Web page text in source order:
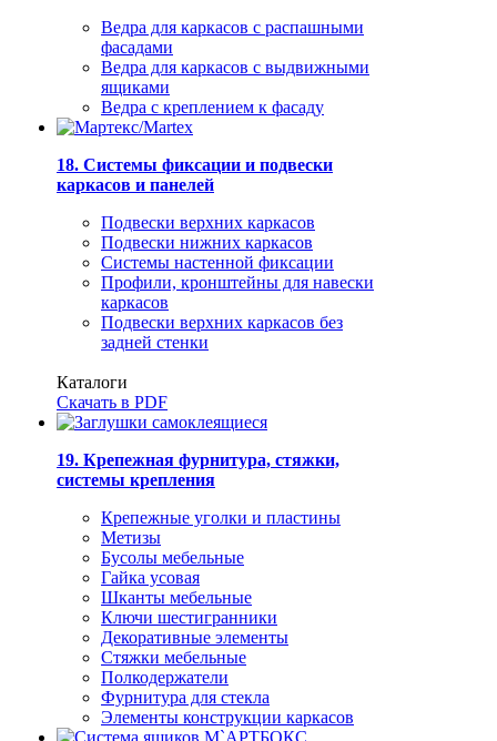
Ведра для каркасов с распашными
фасадами
Ведра для каркасов с выдвижными
ящиками
Ведра с креплением к фасаду
18. Системы фиксации и подвески
каркасов и панелей
Подвески верхних каркасов
Подвески нижних каркасов
Системы настенной фиксации
Профили, кронштейны для навески
каркасов
Подвески верхних каркасов без
задней стенки
Каталоги
Скачать в PDF
19. Крепежная фурнитура, стяжки,
системы крепления
Крепежные уголки и пластины
Метизы
Бусолы мебельные
Гайка усовая
Шканты мебельные
Ключи шестигранники
Декоративные элементы
Стяжки мебельные
Полкодержатели
Фурнитура для стекла
Элементы конструкции каркасов